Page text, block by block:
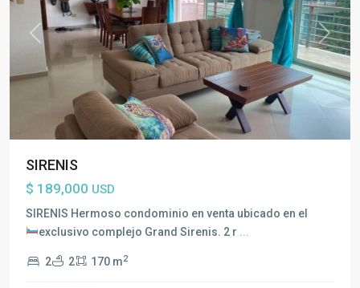
Previous Next
SIRENIS
$ 189,000 USD
SIRENIS Hermoso condominio en venta ubicado en el
exclusivo complejo Grand Sirenis. 2 r ...
2 2 170 m2
Playa
del
Toda